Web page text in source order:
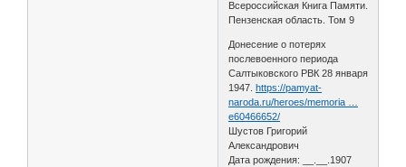
Всероссийская Книга Памяти.
Пензенская область. Том 9
Донесение о потерях
послевоенного периода
Салтыковского РВК 28 января
1947.https://pamyat-
naroda.ru/heroes/memoria …
e60466652/
Шустов Григорий
Александрович
Дата рождения: __.__.1907